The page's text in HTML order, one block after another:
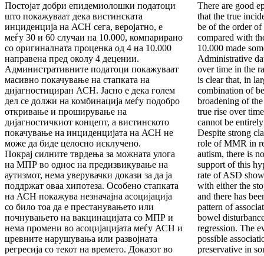
Постојат добри епидемиолошки податоци
што покажуваат дека вистинската
инциденција на АСН сега, веројатно, е
меѓу 30 и 60 случаи на 10.000, компарирано
со оригиналната проценка од 4 на 10.000
направена пред околу 4 децении.
Административните податоци покажуваат
масивно покачување на стапката на
дијагностициран АСН. Јасно е дека голем
дел се должи на комбинација меѓу подобро
откривање и проширување на
дијагностичкиот концепт, а вистинското
покачување на инциденцијата на АСН не
може да биде целосно исклучено.
Покрај силните тврдења за можната улога
на МПР во однос на предизвикување на
аутизмот, нема уверувачки докази за да ја
поддржат оваа хипотеза. Особено стапката
на АСН покажува незначајна асоцијација
со било тоа да е престанувањето или
почнувањето на вакцинацијата со МПР и
нема промени во асоцијацијата меѓу АСН и
цревните нарушувања или развојната
регресија со текот на времето. Доказот во
There are good
that the true
be of the order of
compared with
10.000 made
Administrative
over time in the
is clear that, in
combination of
broadening of
true rise over
cannot be
Despite strong
role of MMR in
autism, there is
support of this
rate of ASD
with either the
and there has
pattern of
bowel
regression. The
possible
preservative in